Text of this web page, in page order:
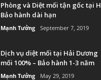
Phòng và Diệt mối tận gốc tại
Bảo hành dài hạn
Mạnh Tưởng September 7, 2019
Dịch vụ diệt mối tại Hải Dương
mối 100% – Bảo hành 1-3 năm
Mạnh Tưởng May 29, 2019